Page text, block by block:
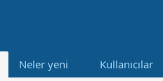
Neler yeni Kullanıcılar